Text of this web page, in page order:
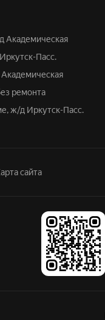
Академическая
Пасс.
Академическая
ремонта
ж/д Иркутск-Пасс.
сайта